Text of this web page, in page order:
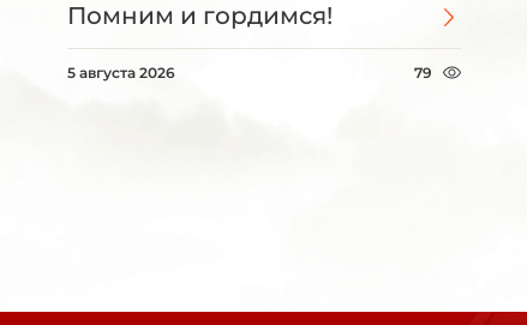
Помним и гордимся!
5 августа 2026 79